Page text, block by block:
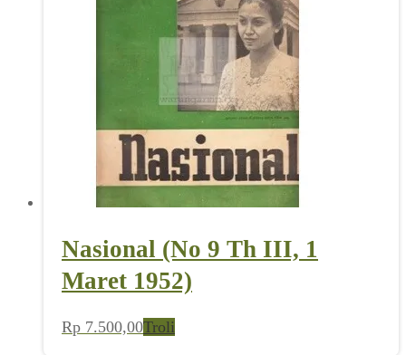
Nasional (No 9 Th III, 1
Maret 1952)
Rp 7.500,00Troli